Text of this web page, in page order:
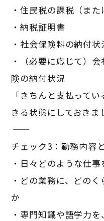
・住民税の課税（ま
・納税証明書
・社会保険料の納付
・（必要に応じて）
険の納付状況
「きちんと支払って
きる状態にしておきま
―――――――――――
チェック3：勤務内容
・日々どのような仕
・どの業務に、どの
か
・専門知識や語学力